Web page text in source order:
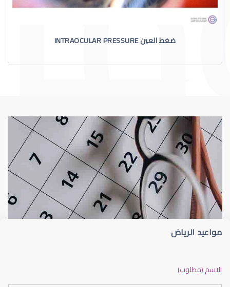
ضغط العين INTRAOCULAR PRESSURE
أسباب الماء الماء الأزرق
مواعيد الرياض
الاسم (مطلوب)